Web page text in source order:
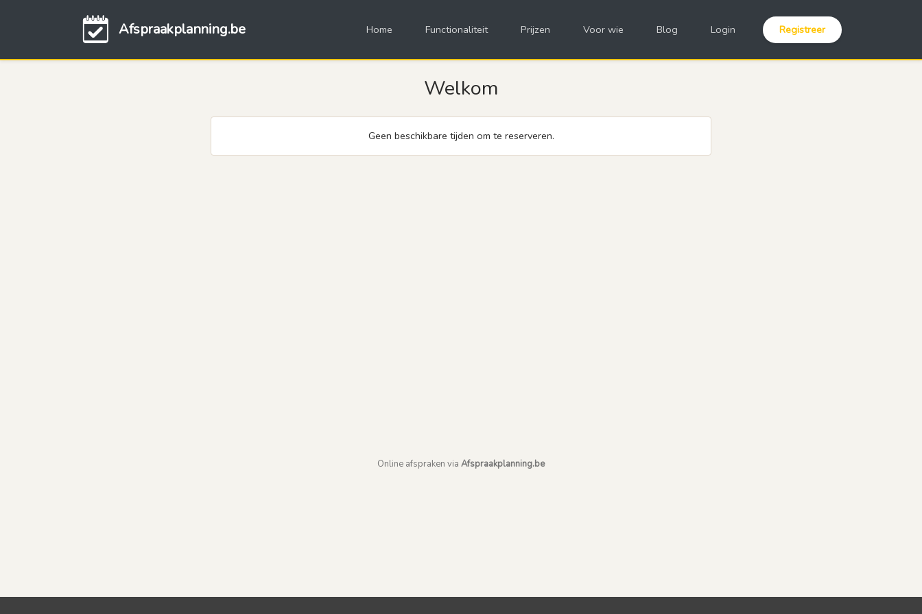
Afspraakplanning.be Home Functionaliteit Prijzen Voor wie Blog Login Registreer
Welkom
Geen beschikbare tijden om te reserveren.
Online afspraken via Afspraakplanning.be